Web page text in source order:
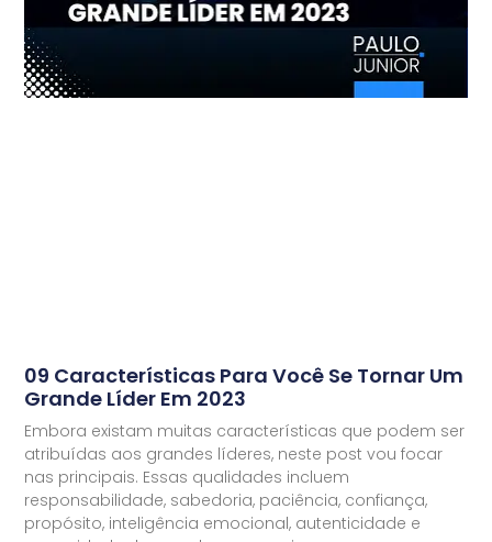
09 Características Para Você Se Tornar Um
Grande Líder Em 2023
Embora existam muitas características que podem ser
atribuídas aos grandes líderes, neste post vou focar
nas principais. Essas qualidades incluem
responsabilidade, sabedoria, paciência, confiança,
propósito, inteligência emocional, autenticidade e